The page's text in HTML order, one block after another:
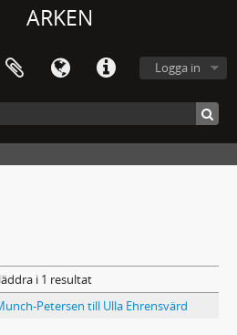
ARKEN
Logga in
i 1 resultat
Petersen till Ulla Ehrensvärd